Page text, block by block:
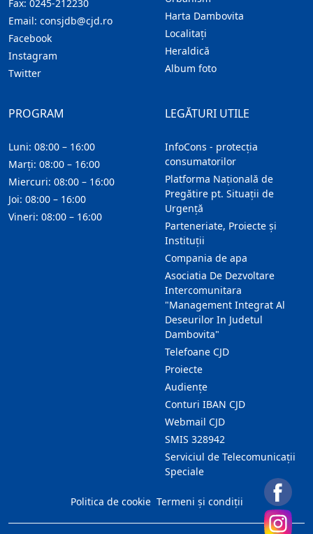
Fax: 0245-212230
Email: consjdb@cjd.ro
Facebook
Instagram
Twitter
Harta Dambovita
Localitaţi
Heraldică
Album foto
LEGĂTURI UTILE
InfoCons - protecția
consumatorilor
Platforma Națională de
Pregătire pt. Situații de
Urgență
Parteneriate, Proiecte și
Instituții
Compania de apa
Asociatia De Dezvoltare
Intercomunitara
"Management Integrat Al
Deseurilor In Judetul
Dambovita"
Telefoane CJD
Proiecte
Audienţe
Conturi IBAN CJD
Webmail CJD
SMIS 328942
Serviciul de Telecomunicații
Speciale
PROGRAM
Luni: 08:00 – 16:00
Marți: 08:00 – 16:00
Miercuri: 08:00 – 16:00
Joi: 08:00 – 16:00
Vineri: 08:00 – 16:00
Politica de cookie Termeni și condiții